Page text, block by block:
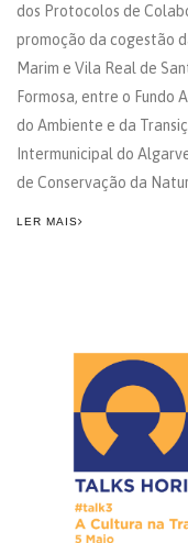
dos Protocolos de
promoção da cogestão
Marim e Vila Real de
Formosa, entre o Fundo
do Ambiente e da
Intermunicipal do
de Conservação da
LER MAIS